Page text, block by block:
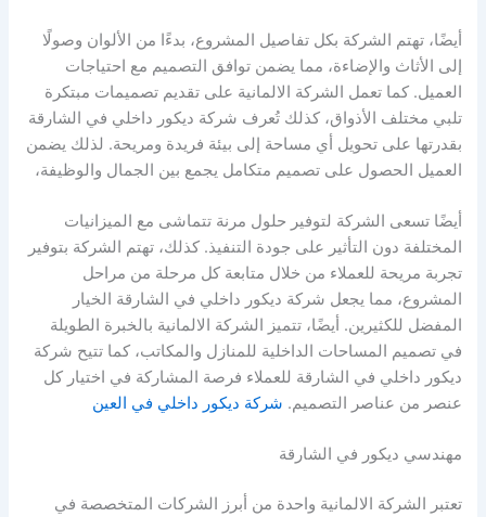
أيضًا، تهتم الشركة بكل تفاصيل المشروع، بدءًا من الألوان وصولًا
إلى الأثاث والإضاءة، مما يضمن توافق التصميم مع احتياجات
العميل. كما تعمل الشركة الالمانية على تقديم تصميمات مبتكرة
تلبي مختلف الأذواق، كذلك تُعرف شركة ديكور داخلي في الشارقة
بقدرتها على تحويل أي مساحة إلى بيئة فريدة ومريحة. لذلك يضمن
العميل الحصول على تصميم متكامل يجمع بين الجمال والوظيفة،
أيضًا تسعى الشركة لتوفير حلول مرنة تتماشى مع الميزانيات
المختلفة دون التأثير على جودة التنفيذ. كذلك، تهتم الشركة بتوفير
تجربة مريحة للعملاء من خلال متابعة كل مرحلة من مراحل
المشروع، مما يجعل شركة ديكور داخلي في الشارقة الخيار
المفضل للكثيرين. أيضًا، تتميز الشركة الالمانية بالخبرة الطويلة
في تصميم المساحات الداخلية للمنازل والمكاتب، كما تتيح شركة
ديكور داخلي في الشارقة للعملاء فرصة المشاركة في اختيار كل
عنصر من عناصر التصميم. شركة ديكور داخلي في العين
مهندسي ديكور في الشارقة
تعتبر الشركة الالمانية واحدة من أبرز الشركات المتخصصة في